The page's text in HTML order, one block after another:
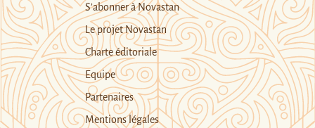
S’abonner à Novastan
Le projet Novastan
Charte éditoriale
Equipe
Partenaires
Mentions légales